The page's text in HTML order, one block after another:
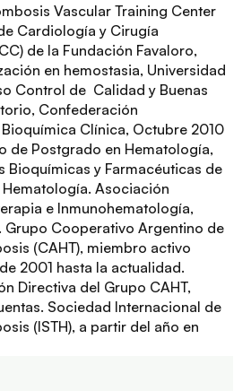
Vascular Training Center
Cardiología y Cirugía
de la Fundación Favaloro,
en hemostasia, Universidad
Control de Calidad y Buenas
Confederación
Clínica, Octubre 2010
de Postgrado en Hematología,
Bioquímicas y Farmacéuticas de
Asociación
e Inmunohematología,
Grupo Cooperativo Argentino de
(CAHT), miembro activo
2001 hasta la actualidad.
Directiva del Grupo CAHT,
Sociedad Internacional de
(ISTH), a partir del año en